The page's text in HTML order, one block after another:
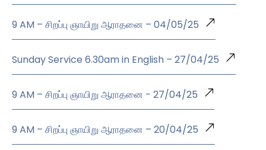
9 AM – சிறப்பு ஞாயிறு ஆராதனை – 04/05/25
Sunday Service 6.30am in English – 27/04/25
9 AM – சிறப்பு ஞாயிறு ஆராதனை - 27/04/25
9 AM – சிறப்பு ஞாயிறு ஆராதனை – 20/04/25